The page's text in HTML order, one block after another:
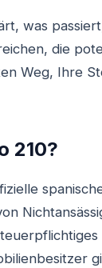
was
die
Weg, Ihre
210?